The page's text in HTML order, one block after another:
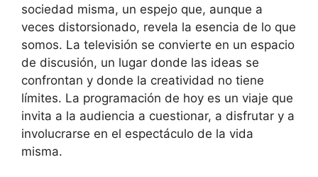
sociedad misma, un espejo que, aunque a
veces distorsionado, revela la esencia de lo que
somos. La televisión se convierte en un espacio
de discusión, un lugar donde las ideas se
confrontan y donde la creatividad no tiene
límites. La programación de hoy es un viaje que
invita a la audiencia a cuestionar, a disfrutar y a
involucrarse en el espectáculo de la vida
misma.